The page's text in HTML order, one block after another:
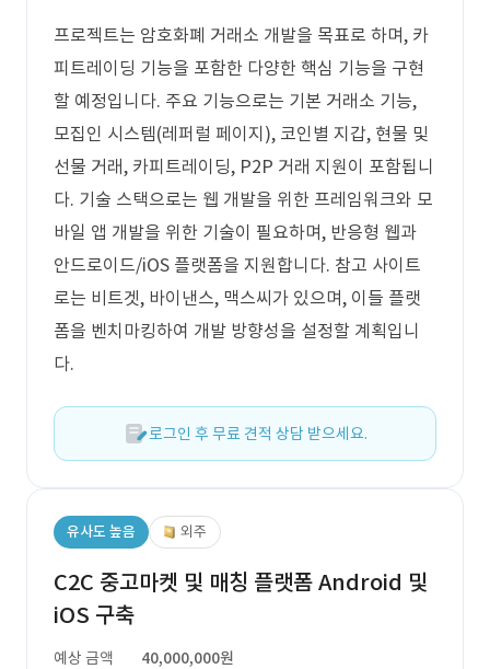
프로젝트는 암호화폐 거래소 개발을 목표로 하며, 카
피트레이딩 기능을 포함한 다양한 핵심 기능을 구현
할 예정입니다. 주요 기능으로는 기본 거래소 기능,
모집인 시스템(레퍼럴 페이지), 코인별 지갑, 현물 및
선물 거래, 카피트레이딩, P2P 거래 지원이 포함됩니
다. 기술 스택으로는 웹 개발을 위한 프레임워크와 모
바일 앱 개발을 위한 기술이 필요하며, 반응형 웹과
안드로이드/iOS 플랫폼을 지원합니다. 참고 사이트
로는 비트겟, 바이낸스, 맥스씨가 있으며, 이들 플랫
폼을 벤치마킹하여 개발 방향성을 설정할 계획입니
다.
로그인 후 무료 견적 상담 받으세요.
유사도 높음 외주
C2C 중고마켓 및 매칭 플랫폼 Android 및
iOS 구축
예상 금액
40,000,000원